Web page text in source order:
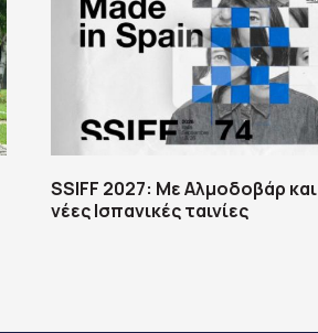
SSIFF 2027: Με Αλμοδοβάρ
νέες Ισπανικές ταινίες